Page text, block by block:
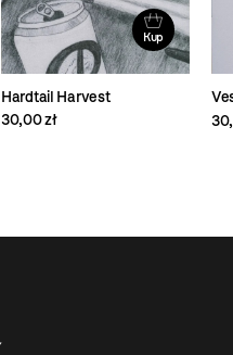
Kup
Hardtail Harvest
30,00 zł